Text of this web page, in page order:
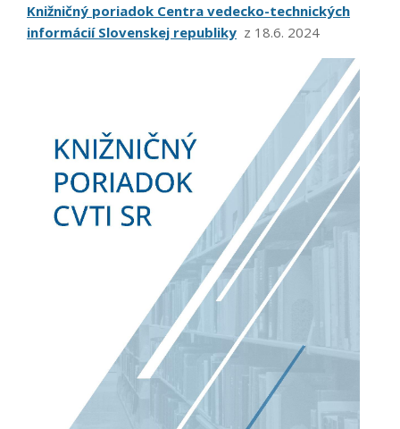
Knižničný poriadok Centra vedecko-technických
informácií Slovenskej republiky z 18.6. 2024